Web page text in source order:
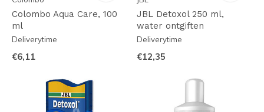
Colombo Aqua Care, 100
ml
Deliverytime
€6,11
JBL Detoxol 250 ml,
water ontgiften
Deliverytime
€12,35